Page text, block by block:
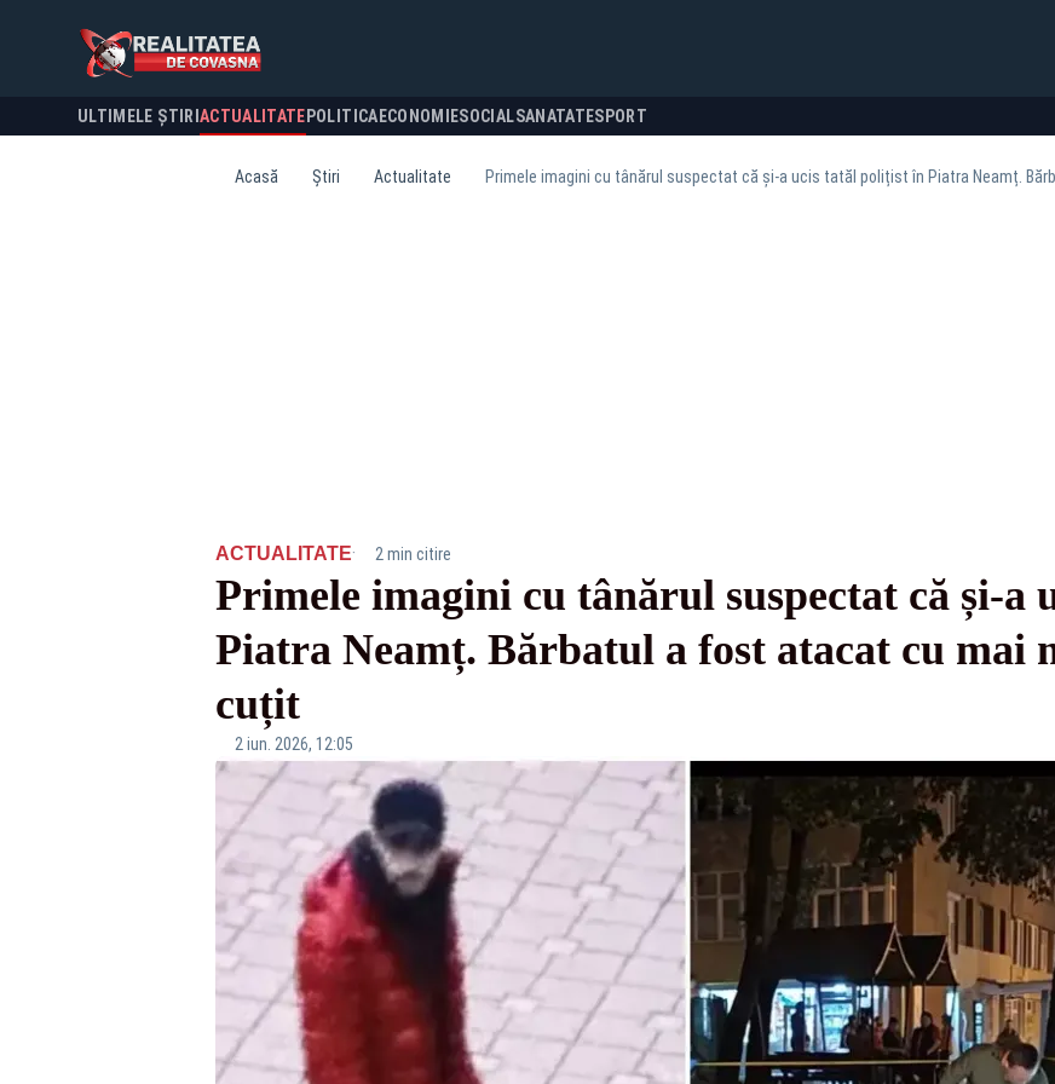
ULTIMELE ȘTIRI ACTUALITATE POLITICA ECONOMIESOCIALSANATATESPORT
Acasă Știri Actualitate Primele imagini cu tânărul suspectat că și-a ucis tatăl polițist în Piatra Neamț.
ACTUALITATE· 2 min citire
Primele imagini cu tânărul suspectat că și-a
Piatra Neamț. Bărbatul a fost atacat cu mai
cuțit
2 iun. 2026, 12:05